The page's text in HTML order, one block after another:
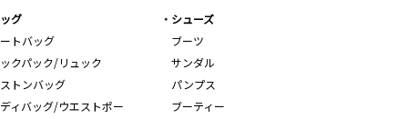
グ
トバッグ
クパック/リュック
トンバッグ
ィバッグ/ウエストポー
シューズ
ブーツ
サンダル
パンプス
ブーティー